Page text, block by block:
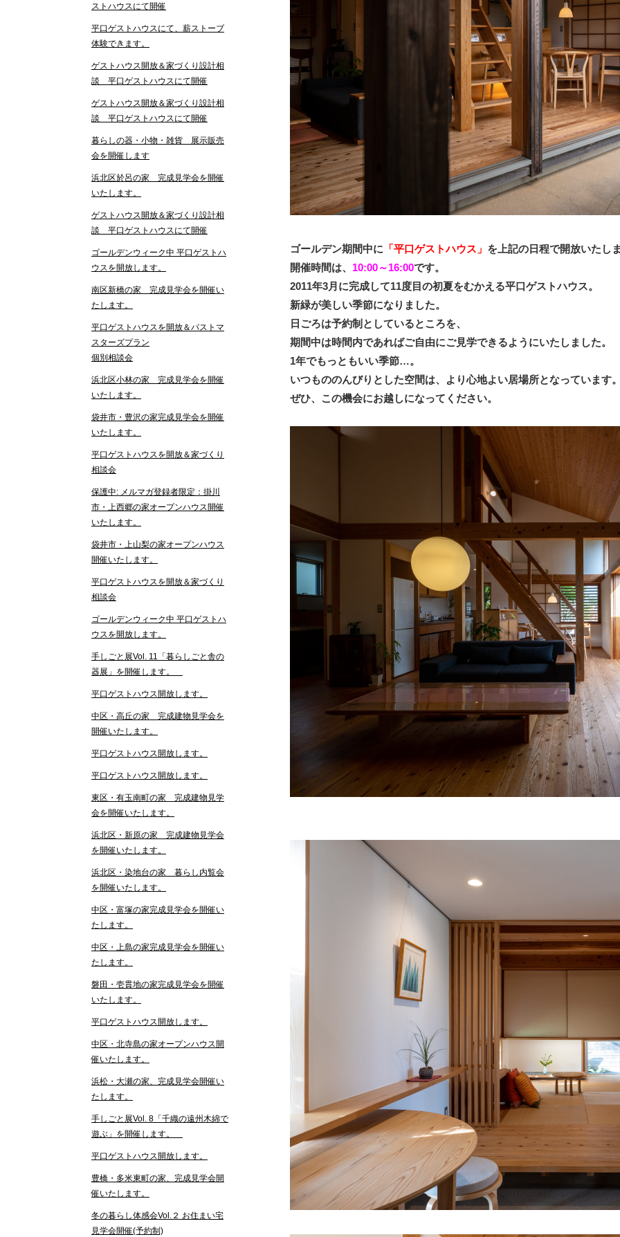
ゴールデン期間中に 「平口ゲストハウス 」 を上記の日程で開放いたし
開催時間は、 10:00～16:00です。
2011年3月に完成して11度目の初夏をむかえる平口ゲストハウス。
新緑が美しい季節になりました。
日ごろは予約制としているところを、
期間中は時間内であればご自由にご見学できるようにいたしました。
1年でもっともいい季節…。
いつもののんびりとした空間は、より心地よい居場所となっています
ぜひ、この機会にお越しになってください。
ストハウスにて開催
平口ゲストハウスにて、薪ストーブ
体験できます。
ゲストハウス開放＆家づくり設計相
談 平口ゲストハウスにて開催
ゲストハウス開放＆家づくり設計相
談 平口ゲストハウスにて開催
暮らしの器・小物・雑貨 展示販売
会を開催します
浜北区於呂の家 完成見学会を開催
いたします。
ゲストハウス開放＆家づくり設計相
談 平口ゲストハウスにて開催
ゴールデンウィーク中 平口ゲストハ
ウスを開放します。
南区新橋の家 完成見学会を開催い
たします。
平口ゲストハウスを開放＆パストマ
スターズプラン
個別相談会
浜北区小林の家 完成見学会を開催
いたします。
袋井市・豊沢の家完成見学会を開催
いたします。
平口ゲストハウスを開放＆家づくり
相談会
保護中: メルマガ登録者限定：掛川
市・上西郷の家オープンハウス開催
いたします。
袋井市・上山梨の家オープンハウス
開催いたします。
平口ゲストハウスを開放＆家づくり
相談会
ゴールデンウィーク中 平口ゲストハ
ウスを開放します。
手しごと展Vol. 11「暮らしごと舎の
器展」を開催します。
平口ゲストハウス開放します。
中区・高丘の家 完成建物見学会を
開催いたします。
平口ゲストハウス開放します。
平口ゲストハウス開放します。
東区・有玉南町の家 完成建物見学
会を開催いたします。
浜北区・新原の家 完成建物見学会
を開催いたします。
浜北区・染地台の家 暮らし内覧会
を開催いたします。
中区・富塚の家完成見学会を開催い
たします。
中区・上島の家完成見学会を開催い
たします。
磐田・壱貫地の家完成見学会を開催
いたします。
平口ゲストハウス開放します。
中区・北寺島の家オープンハウス開
催いたします。
浜松・大瀬の家、完成見学会開催い
たします。
手しごと展Vol. 8「千織の遠州木綿で
遊ぶ」を開催します。
平口ゲストハウス開放します。
豊橋・多米東町の家、完成見学会開
催いたします。
冬の暮らし体感会Vol.２ お住まい宅
見学会開催(予約制)